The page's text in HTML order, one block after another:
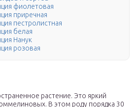
фиолетовая
приречная
пестролистная
белая
Нанук
розовая
растение. Это яркий
В этом роду порядка 30